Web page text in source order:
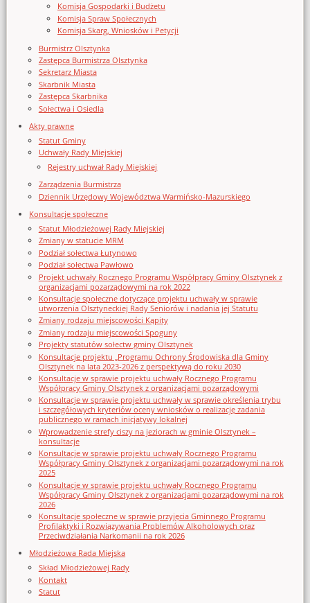
Komisja Gospodarki i Budżetu
Komisja Spraw Społecznych
Komisja Skarg, Wniosków i Petycji
Burmistrz Olsztynka
Zastępca Burmistrza Olsztynka
Sekretarz Miasta
Skarbnik Miasta
Zastępca Skarbnika
Sołectwa i Osiedla
Akty prawne
Statut Gminy
Uchwały Rady Miejskiej
Rejestry uchwał Rady Miejskiej
Zarządzenia Burmistrza
Dziennik Urzędowy Województwa Warmińsko-Mazurskiego
Konsultacje społeczne
Statut Młodzieżowej Rady Miejskiej
Zmiany w statucie MRM
Podział sołectwa Łutynowo
Podział sołectwa Pawłowo
Projekt uchwały Rocznego Programu Współpracy Gminy Olsztynek z
organizacjami pozarządowymi na rok 2022
Konsultacje społeczne dotyczące projektu uchwały w sprawie
utworzenia Olsztyneckiej Rady Seniorów i nadania jej Statutu
Zmiany rodzaju miejscowości Kąpity
Zmiany rodzaju miejscowości Spoguny
Projekty statutów sołectw gminy Olsztynek
Konsultacje projektu „Programu Ochrony Środowiska dla Gminy
Olsztynek na lata 2023-2026 z perspektywą do roku 2030
Konsultacje w sprawie projektu uchwały Rocznego Programu
Współpracy Gminy Olsztynek z organizacjami pozarządowymi
Konsultacje w sprawie projektu uchwały w sprawie określenia trybu
i szczegółowych kryteriów oceny wniosków o realizację zadania
publicznego w ramach inicjatywy lokalnej
Wprowadzenie strefy ciszy na jeziorach w gminie Olsztynek –
konsultacje
Konsultacje w sprawie projektu uchwały Rocznego Programu
Współpracy Gminy Olsztynek z organizacjami pozarządowymi na rok
2025
Konsultacje w sprawie projektu uchwały Rocznego Programu
Współpracy Gminy Olsztynek z organizacjami pozarządowymi na rok
2026
Konsultacje społeczne w sprawie przyjęcia Gminnego Programu
Profilaktyki i Rozwiązywania Problemów Alkoholowych oraz
Przeciwdziałania Narkomanii na rok 2026
Młodzieżowa Rada Miejska
Skład Młodzieżowej Rady
Kontakt
Statut